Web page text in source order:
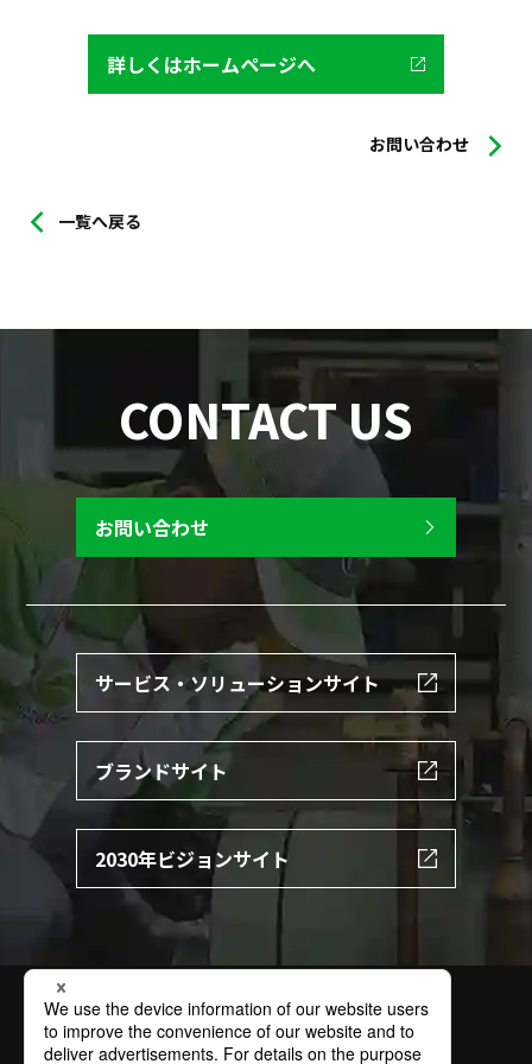
詳しくはホームページへ
お問い合わせ
一覧へ戻る
CONTACT US
お問い合わせ
サービス・ソリューションサイト
ブランドサイト
2030年ビジョンサイト
サイトの利用条件 個人情報保護方針
特定個人情報保護方針 情報セキュリティ基本方針
ソーシャルメディアポリシー
商標 お問い合わせ サイトマップ